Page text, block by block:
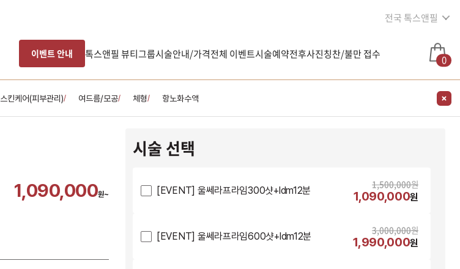
전국 톡스앤필
이벤트 안내 톡스앤필 뷰티그룹시술안내/가격전체 이벤트시술예약전후사진칭찬/불만 접수 0
스킨케어(피부관리)/ 여드름/모공/ 체형/ 항노화수액
1,090,000원~
시술 선택
[EVENT] 울쎄라프라임300샷+ldm12분 1,500,000원
1,090,000원
[EVENT] 울쎄라프라임600샷+ldm12분 3,000,000원
1,990,000원